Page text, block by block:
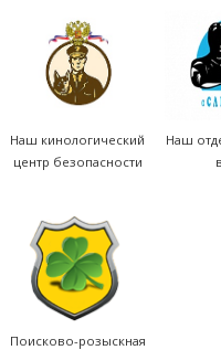
Наш кинологический
центр безопасности
Наш
Поисково-розыскная